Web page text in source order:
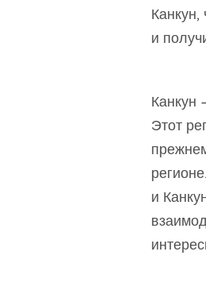
Канкун,
и
Канкун
Этот
и